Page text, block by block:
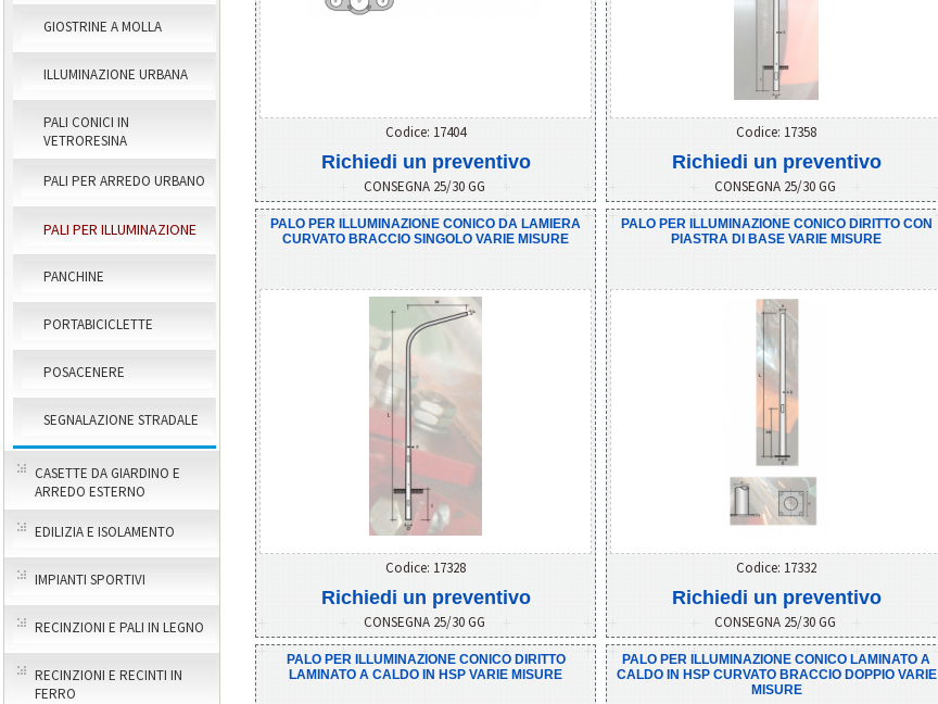
GIOSTRINE A MOLLA
ILLUMINAZIONE URBANA
PALI CONICI IN
VETRORESINA
PALI PER ARREDO URBANO
PALI PER ILLUMINAZIONE
PANCHINE
PORTABICICLETTE
POSACENERE
SEGNALAZIONE STRADALE
CASETTE DA GIARDINO E
ARREDO ESTERNO
EDILIZIA E ISOLAMENTO
IMPIANTI SPORTIVI
RECINZIONI E PALI IN LEGNO
RECINZIONI E RECINTI IN
FERRO
Codice: 17404
Richiedi un preventivo
CONSEGNA 25/30 GG
Codice: 17358
Richiedi un preventivo
CONSEGNA 25/30 GG
PALO PER ILLUMINAZIONE CONICO DA LAMIERA
CURVATO BRACCIO SINGOLO VARIE MISURE
Codice: 17328
Richiedi un preventivo
CONSEGNA 25/30 GG
PALO PER ILLUMINAZIONE CONICO DIRITTO CON
PIASTRA DI BASE VARIE MISURE
Codice: 17332
Richiedi un preventivo
CONSEGNA 25/30 GG
PALO PER ILLUMINAZIONE CONICO DIRITTO
LAMINATO A CALDO IN HSP VARIE MISURE
PALO PER ILLUMINAZIONE CONICO LAMINATO A
CALDO IN HSP CURVATO BRACCIO DOPPIO VARIE
MISURE